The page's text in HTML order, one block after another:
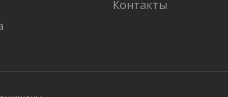
Контакты